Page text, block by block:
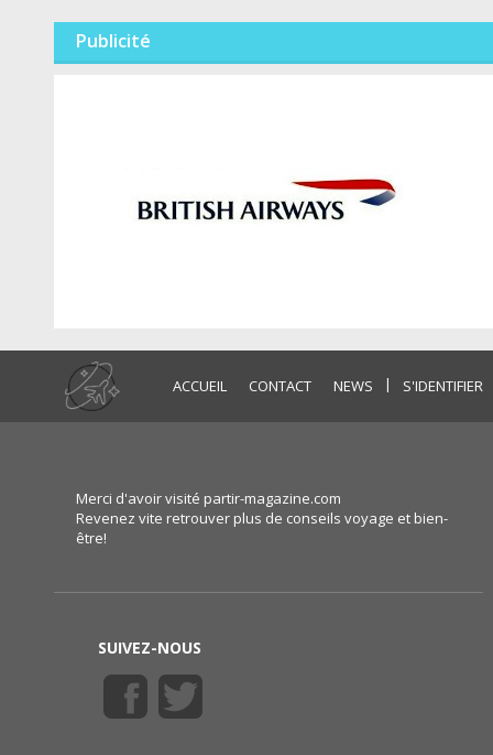
Publicité
ACCUEIL CONTACT NEWS | S'IDENTIFIER
Merci d'avoir visité partir-magazine.com
Revenez vite retrouver plus de conseils voyage et bien-
être!
SUIVEZ-NOUS